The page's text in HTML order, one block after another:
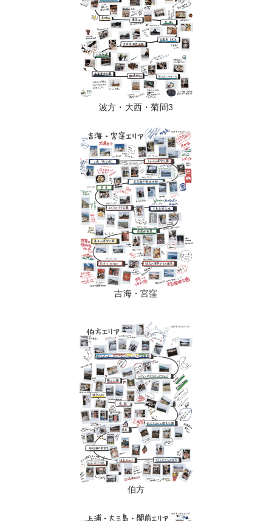
波方・大西・菊間3
吉海・宮窪
伯方